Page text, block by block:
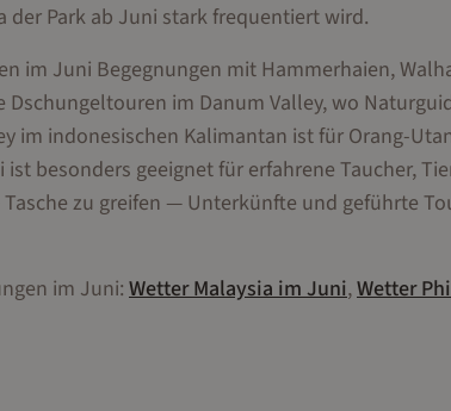
der Park ab Juni stark frequentiert wird.
im Juni Begegnungen mit Hammerhaien,
im Danum Valley, wo
im indonesischen Kalimantan ist für Orang-
besonders geeignet für erfahrene Taucher,
zu greifen — Unterkünfte und geführte
im Juni: WetterMalaysiaimJuni,Wetter